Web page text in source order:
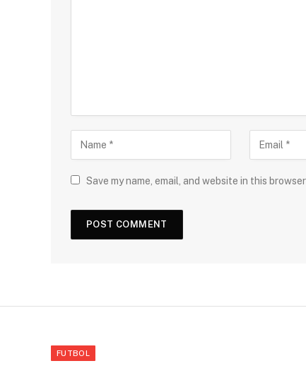
Save my name, email, and website in this
FUTBOL